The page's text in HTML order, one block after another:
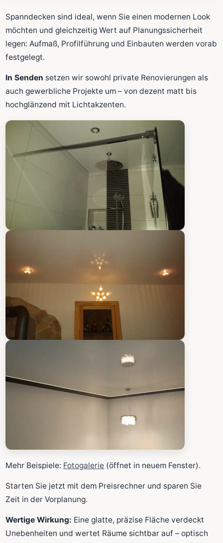
Schnellrechner
FLÄCHE (M²)
Zum Rechner
Fläche wird in den großen Rechner übernommen.
Spanndecken sind ideal, wenn Sie einen modernen Look
möchten und gleichzeitig Wert auf Planungssicherheit
legen: Aufmaß, Profilführung und Einbauten werden vorab
festgelegt.
In Senden setzen wir sowohl private Renovierungen als
auch gewerbliche Projekte um – von dezent matt bis
hochglänzend mit Lichtakzenten.
Mehr Beispiele: Fotogalerie (öffnet in neuem Fenster).
Starten Sie jetzt mit dem Preisrechner und sparen Sie
Zeit in der Vorplanung.
Wertige Wirkung: Eine glatte, präzise Fläche verdeckt
Unebenheiten und wertet Räume sichtbar auf – optisch